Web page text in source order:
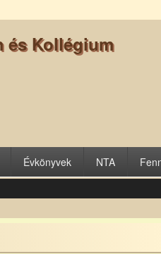
és Kollégium
Évkönyvek NTA